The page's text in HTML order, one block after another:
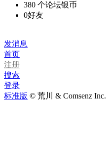
380 个论坛银币
0好友
发消息
首页
注册
搜索
登录
标准版 © 荒川 & Comsenz Inc.